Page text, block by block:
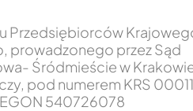
Przedsiębiorców
prowadzonego przez Sąd
Śródmieście w
pod numerem KRS
540726078